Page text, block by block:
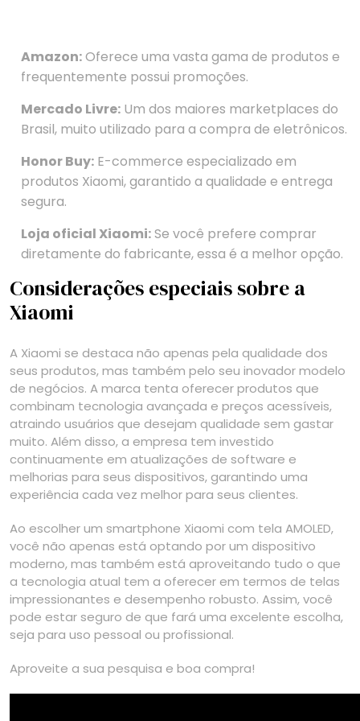
Amazon:Oferece uma vasta gama de produtos e
frequentemente possui promoções.
Mercado Livre: Um dos maiores marketplaces do
Brasil, muito utilizado para a compra de eletrônicos.
Honor Buy: E-commerce especializado em
produtos Xiaomi, garantido a qualidade e entrega
segura.
Loja oficial Xiaomi:Se você prefere comprar
diretamente do fabricante, essa é a melhor opção.
Considerações especiais sobre a
Xiaomi
A Xiaomi se destaca não apenas pela qualidade dos
seus produtos, mas também pelo seu inovador modelo
de negócios. A marca tenta oferecer produtos que
combinam tecnologia avançada e preços acessíveis,
atraindo usuários que desejam qualidade sem gastar
muito. Além disso, a empresa tem investido
continuamente em atualizações de software e
melhorias para seus dispositivos, garantindo uma
experiência cada vez melhor para seus clientes.
Ao escolher um smartphone Xiaomi com tela AMOLED,
você não apenas está optando por um dispositivo
moderno, mas também está aproveitando tudo o que
a tecnologia atual tem a oferecer em termos de telas
impressionantes e desempenho robusto. Assim, você
pode estar seguro de que fará uma excelente escolha,
seja para uso pessoal ou profissional.
Aproveite a sua pesquisa e boa compra!